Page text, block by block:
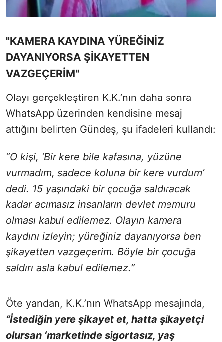
"KAMERA KAYDINA YÜREĞİNİZ
DAYANIYORSA ŞİKAYETTEN
VAZGEÇERİM"
Olayı gerçekleştiren K.K.’nın daha sonra
WhatsApp üzerinden kendisine mesaj
attığını belirten Gündeş, şu ifadeleri kullandı:
“O kişi, ‘Bir kere bile kafasına, yüzüne
vurmadım, sadece koluna bir kere vurdum’
dedi. 15 yaşındaki bir çocuğa saldıracak
kadar acımasız insanların devlet memuru
olması kabul edilemez. Olayın kamera
kaydını izleyin; yüreğiniz dayanıyorsa ben
şikayetten vazgeçerim. Böyle bir çocuğa
saldırı asla kabul edilemez.”
Öte yandan, K.K.’nın WhatsApp mesajında,
“İstediğin yere şikayet et, hatta şikayetçi
olursan ‘marketinde sigortasız, yaş